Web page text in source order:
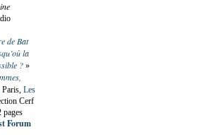
de Bat
la
? »
Paris, Les
Cerf
pages
Forum